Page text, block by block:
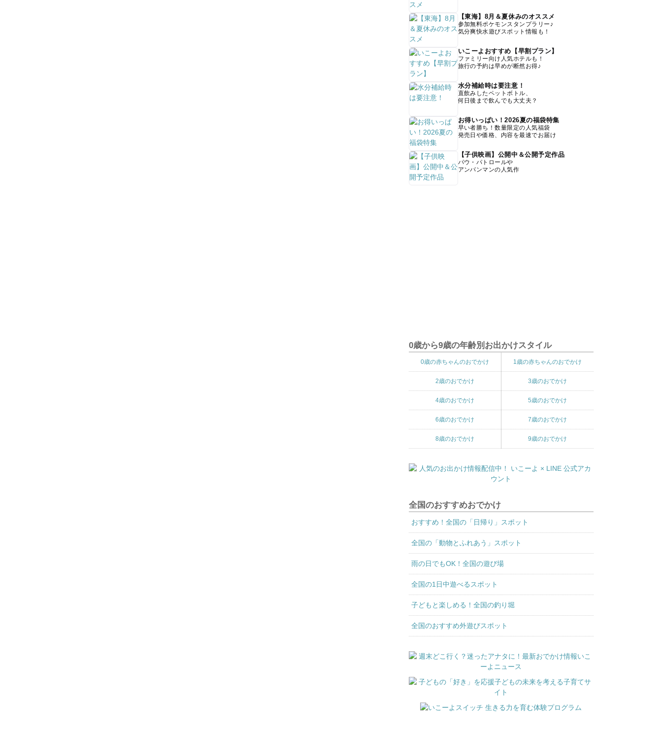
【東海】8月＆夏休みのオススメ
参加無料ポケモンスタンプラリー♪
気分爽快水遊びスポット情報も！
いこーよおすすめ【早割プラン】
ファミリー向け人気ホテルも！
旅行の予約は早めが断然お得♪
水分補給時は要注意！
直飲みしたペットボトル、
何日後まで飲んでも大丈夫？
お得いっぱい！2026夏の福袋特集
早い者勝ち！数量限定の人気福袋
発売日や価格、内容を最速でお届け
【子供映画】公開中＆公開予定作品
パウ・パトロールや
アンパンマンの人気作
0歳から9歳の年齢別お出かけスタイル
0歳の赤ちゃんのおでかけ 1歳の赤ちゃんのおでかけ
2歳のおでかけ 3歳のおでかけ
4歳のおでかけ 5歳のおでかけ
6歳のおでかけ 7歳のおでかけ
8歳のおでかけ 9歳のおでかけ
全国のおすすめおでかけ
おすすめ！全国の「日帰り」スポット
全国の「動物とふれあう」スポット
雨の日でもOK！全国の遊び場
全国の1日中遊べるスポット
子どもと楽しめる！全国の釣り堀
全国のおすすめ外遊びスポット